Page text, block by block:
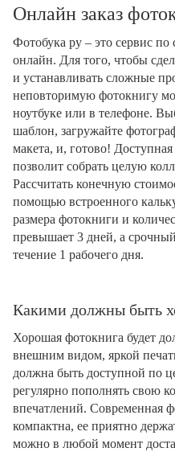
Онлайн заказ
Фотобука ру – это сервис
онлайн. Для того, чтобы
и устанавливать сложные
неповторимую фотокнигу
ноутбуке или в телефоне.
шаблон, загружайте
макета, и, готово!
позволит собрать целую
Рассчитать конечную
помощью встроенного
размера фотокниги и
превышает 3 дней, а срочный
течение 1 рабочего дня.
Какими должны быть
Хорошая фотокнига будет
внешним видом, яркой
должна быть доступной по
регулярно пополнять свою
впечатлений. Современная
компактна, ее приятно
можно в любой момент